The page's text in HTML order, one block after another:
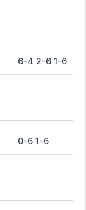
6-4 2-6 1-6
0-6 1-6